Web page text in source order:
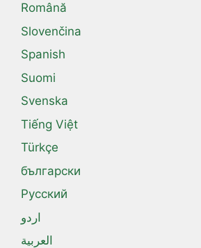
Română
Slovenčina
Spanish
Suomi
Svenska
Tiếng Việt
Türkçe
български
Русский
اردو
العربية